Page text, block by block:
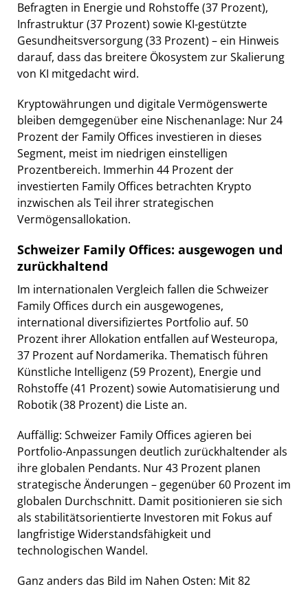
Befragten in Energie und Rohstoffe (37 Prozent),
Infrastruktur (37 Prozent) sowie KI-gestützte
Gesundheitsversorgung (33 Prozent) – ein Hinweis
darauf, dass das breitere Ökosystem zur Skalierung
von KI mitgedacht wird.
Kryptowährungen und digitale Vermögenswerte
bleiben demgegenüber eine Nischenanlage: Nur 24
Prozent der Family Offices investieren in dieses
Segment, meist im niedrigen einstelligen
Prozentbereich. Immerhin 44 Prozent der
investierten Family Offices betrachten Krypto
inzwischen als Teil ihrer strategischen
Vermögensallokation.
Schweizer Family Offices: ausgewogen und
zurückhaltend
Im internationalen Vergleich fallen die Schweizer
Family Offices durch ein ausgewogenes,
international diversifiziertes Portfolio auf. 50
Prozent ihrer Allokation entfallen auf Westeuropa,
37 Prozent auf Nordamerika. Thematisch führen
Künstliche Intelligenz (59 Prozent), Energie und
Rohstoffe (41 Prozent) sowie Automatisierung und
Robotik (38 Prozent) die Liste an.
Auffällig: Schweizer Family Offices agieren bei
Portfolio-Anpassungen deutlich zurückhaltender als
ihre globalen Pendants. Nur 43 Prozent planen
strategische Änderungen – gegenüber 60 Prozent im
globalen Durchschnitt. Damit positionieren sie sich
als stabilitätsorientierte Investoren mit Fokus auf
langfristige Widerstandsfähigkeit und
technologischen Wandel.
Ganz anders das Bild im Nahen Osten: Mit 82